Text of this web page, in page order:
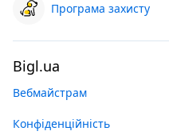
Програма захисту
Bigl.ua
Вебмайстрам
Конфіденційність